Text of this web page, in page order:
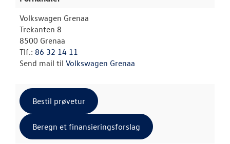
Volkswagen Grenaa
Trekanten 8
8500 Grenaa
Tlf.: 86 32 14 11
Send mail til Volkswagen Grenaa
Bestil prøvetur
Beregn et finansieringsforslag